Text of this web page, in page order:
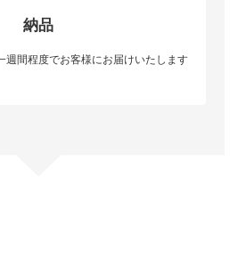
納品
週間程度でお客様にお届けいたします